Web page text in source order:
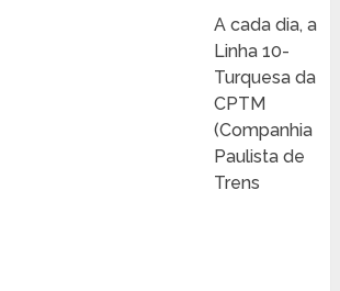
A cada dia, a
Linha 10-
Turquesa da
CPTM
(Companhia
Paulista de
Trens